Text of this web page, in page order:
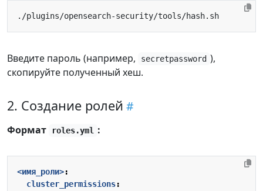
Введите пароль (например, secretpassword ),
скопируйте полученный хеш.
2. Создание ролей
Формат roles.yml :
<имя_роли>:
cluster_permissions: